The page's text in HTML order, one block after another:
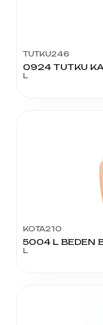
TUTKU246
0924 TUTKU
L
KOTA210
5004 L BEDEN
L